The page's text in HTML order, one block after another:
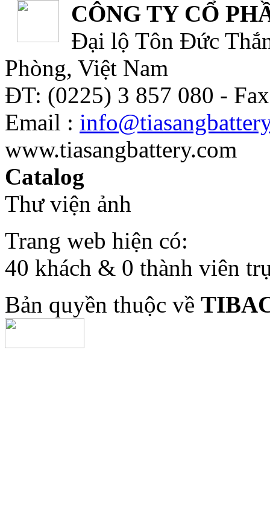
CÔNG TY CỔ
Đại lộ Tôn Đức
Phòng, Việt Nam
ĐT: (0225) 3 857 080 -
Email :
www.tiasangbattery.com
Catalog
Thư viện ảnh
Trang web hiện có:
40 khách & 0 thành viên
Bản quyền thuộc về